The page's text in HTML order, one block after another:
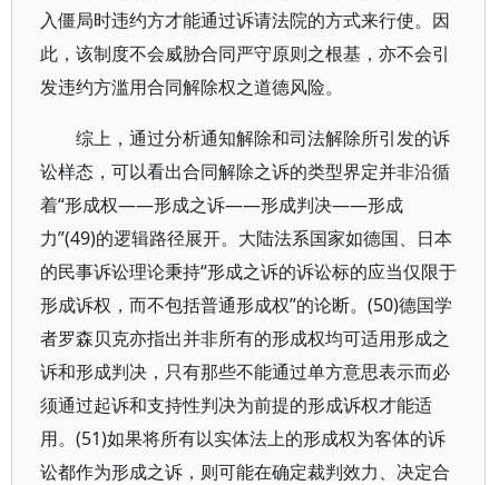
入僵局时违约方才能通过诉请法院的方式来行使。因
此，该制度不会威胁合同严守原则之根基，亦不会引
发违约方滥用合同解除权之道德风险。
综上，通过分析通知解除和司法解除所引发的诉
讼样态，可以看出合同解除之诉的类型界定并非沿循
着“形成权——形成之诉——形成判决——形成
力”(49)的逻辑路径展开。大陆法系国家如德国、日本
的民事诉讼理论秉持“形成之诉的诉讼标的应当仅限于
形成诉权，而不包括普通形成权”的论断。(50)德国学
者罗森贝克亦指出并非所有的形成权均可适用形成之
诉和形成判决，只有那些不能通过单方意思表示而必
须通过起诉和支持性判决为前提的形成诉权才能适
用。(51)如果将所有以实体法上的形成权为客体的诉
讼都作为形成之诉，则可能在确定裁判效力、决定合